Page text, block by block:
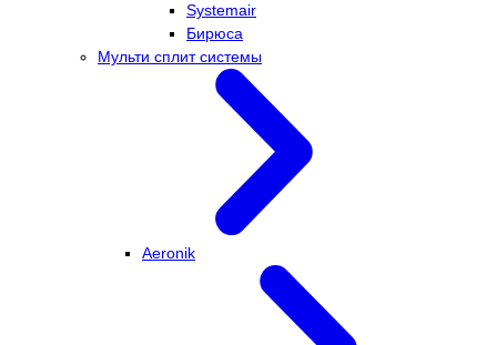
Systemair
Бирюса
Мульти сплит системы
Aeronik